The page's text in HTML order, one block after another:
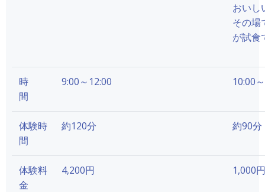
おいし
その場
が試食
時
間
9:00～12:00 10:00
体験時
間
約120分 約90分
体験料
金
4,200円 1,000円